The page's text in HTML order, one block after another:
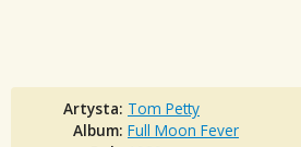
Artysta: Tom Petty
Album: Full Moon Fever